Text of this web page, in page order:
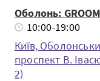
Оболонь:
10:00-19:00
Київ,
проспект В.
2)